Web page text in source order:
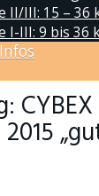
II/III: 15 – 36
I-III: 9 bis 36